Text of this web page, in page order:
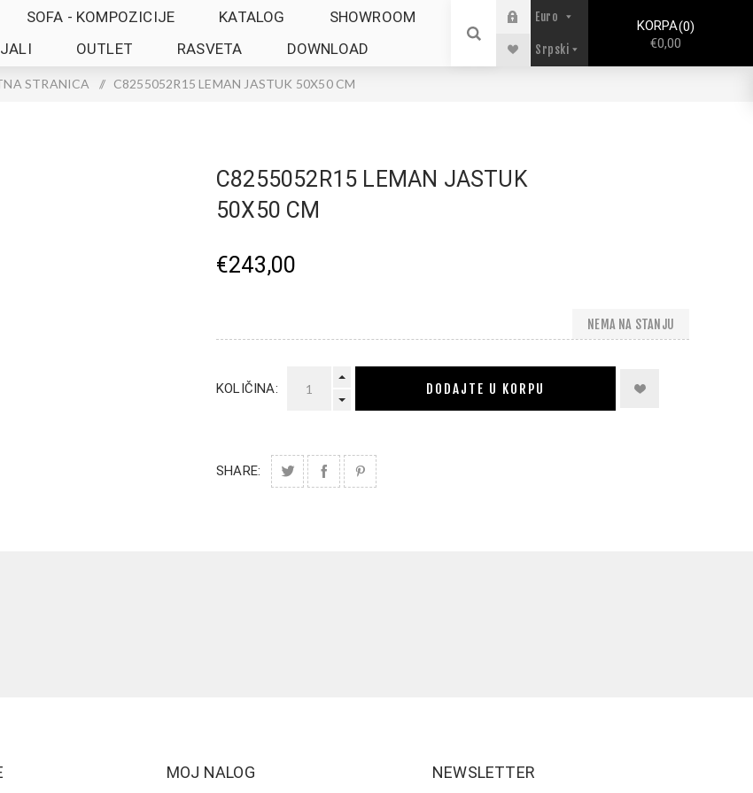
SOFA - KOMPOZICIJE KATALOG
SHOWROOM
OUTLET RASVETA DOWNLOAD
KORPA 0
€0,00
STRANICA / C8255052R15 LEMAN JASTUK 50X50 CM
C8255052R15 LEMAN JASTUK
50X50 CM
€243,00
NEMA NA STANJU
KOLIČINA: DODAJTE U KORPU
SHARE:
MOJ NALOG NEWSLETTER